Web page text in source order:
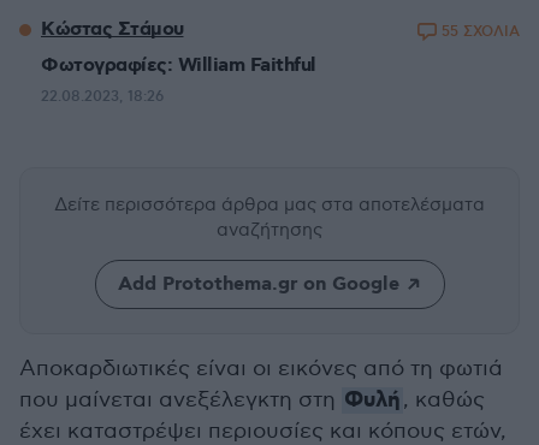
Κώστας Στάμου
Φωτογραφίες: William Faithful
22.08.2023, 18:26
55 ΣΧΟΛΙΑ
Δείτε περισσότερα άρθρα μας στα αποτελέσματα
αναζήτησης
Add Protothema.gr on Google
Αποκαρδιωτικές είναι οι εικόνες από τη φωτιά
που μαίνεται ανεξέλεγκτη στη Φυλή, καθώς
έχει καταστρέψει περιουσίες και κόπους ετών,